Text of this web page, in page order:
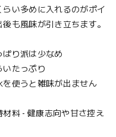
い多めに入れるのがポイ
も風味が引き立ちます。
ぱり派は少なめ
いたっぷり
を使うと雑味が出ません
料 - 健康志向や甘さ控え